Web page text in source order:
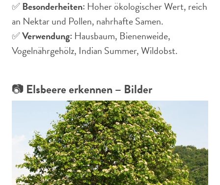
✅Besonderheiten: Hoher ökologischer Wert, reich
an Nektar und Pollen, nahrhafte Samen.
✅Verwendung: Hausbaum, Bienenweide,
Vogelnährgehölz, Indian Summer, Wildobst.
📷 Elsbeere erkennen – Bilder